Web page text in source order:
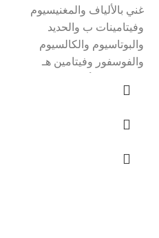
غني بالألياف والمغنيسيوم
وفيتامينات ب والحديد
والبوتاسيوم والكالسيوم
والفوسفور وفيتامين هـ
المختلفة. – كما أنه غني